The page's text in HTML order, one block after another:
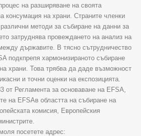
на разширяване на своята
консумация на храни. Страните членки
методи за събиране на данни за
затруднява провеждането на анализ на
държавите. В тясно сътрудничество
подкпрепя хармонизираното събиране
храни. Това трябва да даде възможност
и точни оценки на експозицията
от Регламента за основаване на EFSA
на EFSAв областта на събиране на
комисия, Европейския
посетете адрес: